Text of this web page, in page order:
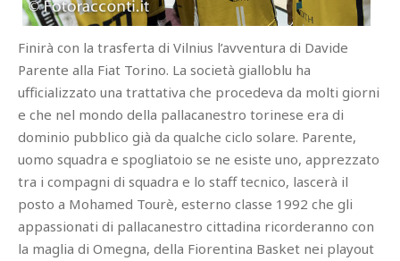
Finirà con la trasferta di Vilnius l’avventura di Davide
Parente alla Fiat Torino. La società gialloblu ha
ufficializzato una trattativa che procedeva da molti giorni
e che nel mondo della pallacanestro torinese era di
dominio pubblico già da qualche ciclo solare. Parente,
uomo squadra e spogliatoio se ne esiste uno, apprezzato
tra i compagni di squadra e lo staff tecnico, lascerà il
posto a Mohamed Tourè, esterno classe 1992 che gli
appassionati di pallacanestro cittadina ricorderanno con
la maglia di Omegna, della Fiorentina Basket nei playout